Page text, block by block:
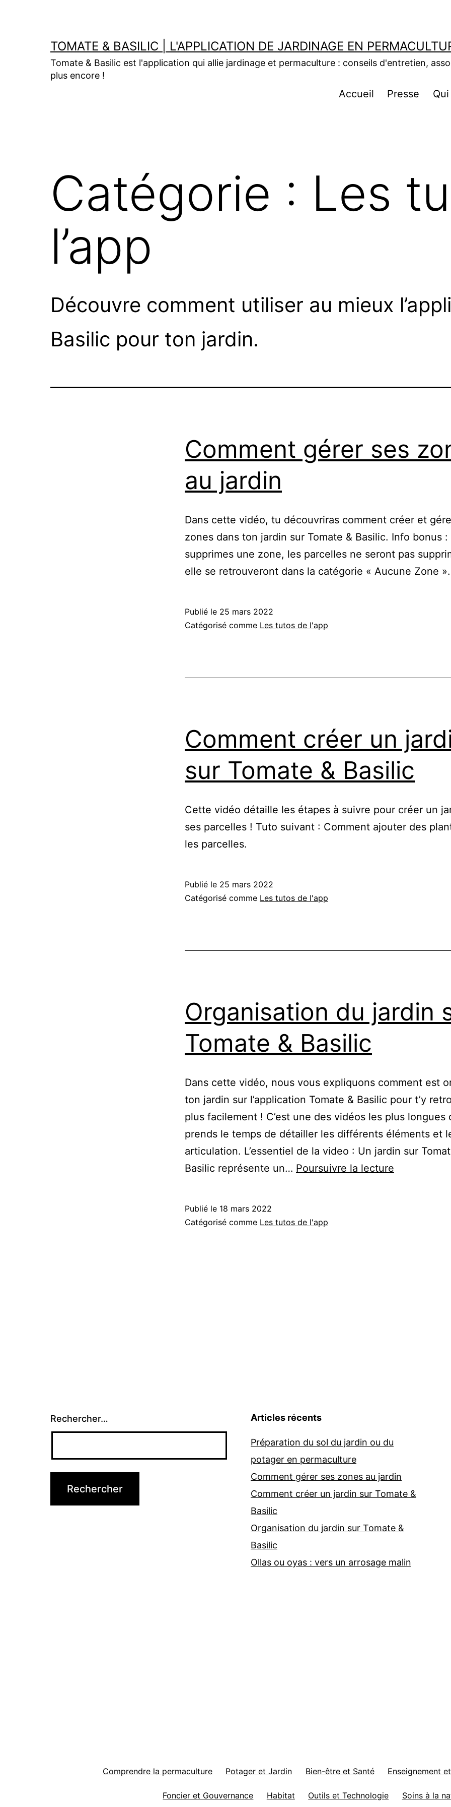
TOMATE & BASILIC | L'APPLICATION DE JARDINAGE EN
Tomate & Basilic est l'application qui allie jardinage et permaculture : conseils d'entretien,
plus encore !
Accueil Presse
Catégorie : Les
l’app
Découvre comment utiliser au mieux
Basilic pour ton jardin.
Comment gérer ses
au jardin
Dans cette vidéo, tu découvriras comment créer et
zones dans ton jardin sur Tomate & Basilic. Info bonus :
supprimes une zone, les parcelles ne seront pas
elle se retrouveront dans la catégorie « Aucune Zone ».
Publié le 25 mars 2022
Catégorisé comme Les tutos de l'app
Comment créer un
sur Tomate & Basilic
Cette vidéo détaille les étapes à suivre pour créer un
ses parcelles ! Tuto suivant : Comment ajouter des
les parcelles.
Publié le 25 mars 2022
Catégorisé comme Les tutos de l'app
Organisation du jardin
Tomate & Basilic
Dans cette vidéo, nous vous expliquons comment est
ton jardin sur l’application Tomate & Basilic pour t’y
plus facilement ! C’est une des vidéos les plus longues
prends le temps de détailler les différents éléments et
articulation. L’essentiel de la video : Un jardin sur
Basilic représente un… Poursuivre la lecture
Publié le 18 mars 2022
Catégorisé comme Les tutos de l'app
Rechercher… Articles récents
Préparation du sol du jardin ou du
potager en permaculture
Comment gérer ses zones au jardin
Comment créer un jardin sur Tomate &
Basilic
Organisation du jardin sur Tomate &
Basilic
Ollas ou oyas : vers un arrosage malin
Comprendre la permaculture Potager et Jardin Bien-être et Santé Enseignement
Foncier et Gouvernance Habitat Outils et Technologie Soins à la